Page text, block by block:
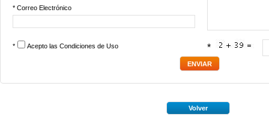
* Correo Electrónico
* Acepto las Condiciones de Uso *
Volver